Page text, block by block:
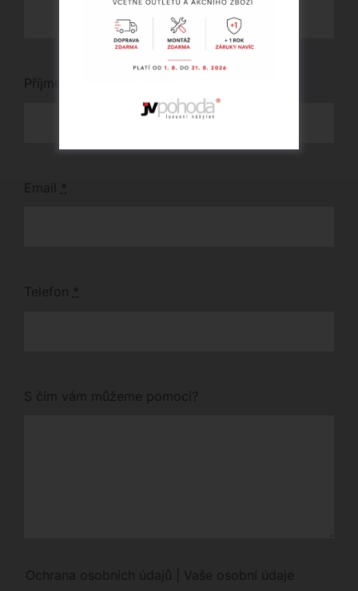
Příjmení
Email *
Telefon *
S čím vám můžeme pomoci?
Ochrana osobních údajů | Vaše osobní údaje